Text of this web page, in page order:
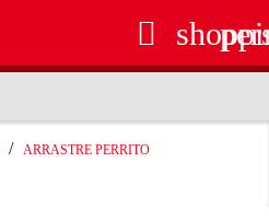

ARRASTRE PERRITO